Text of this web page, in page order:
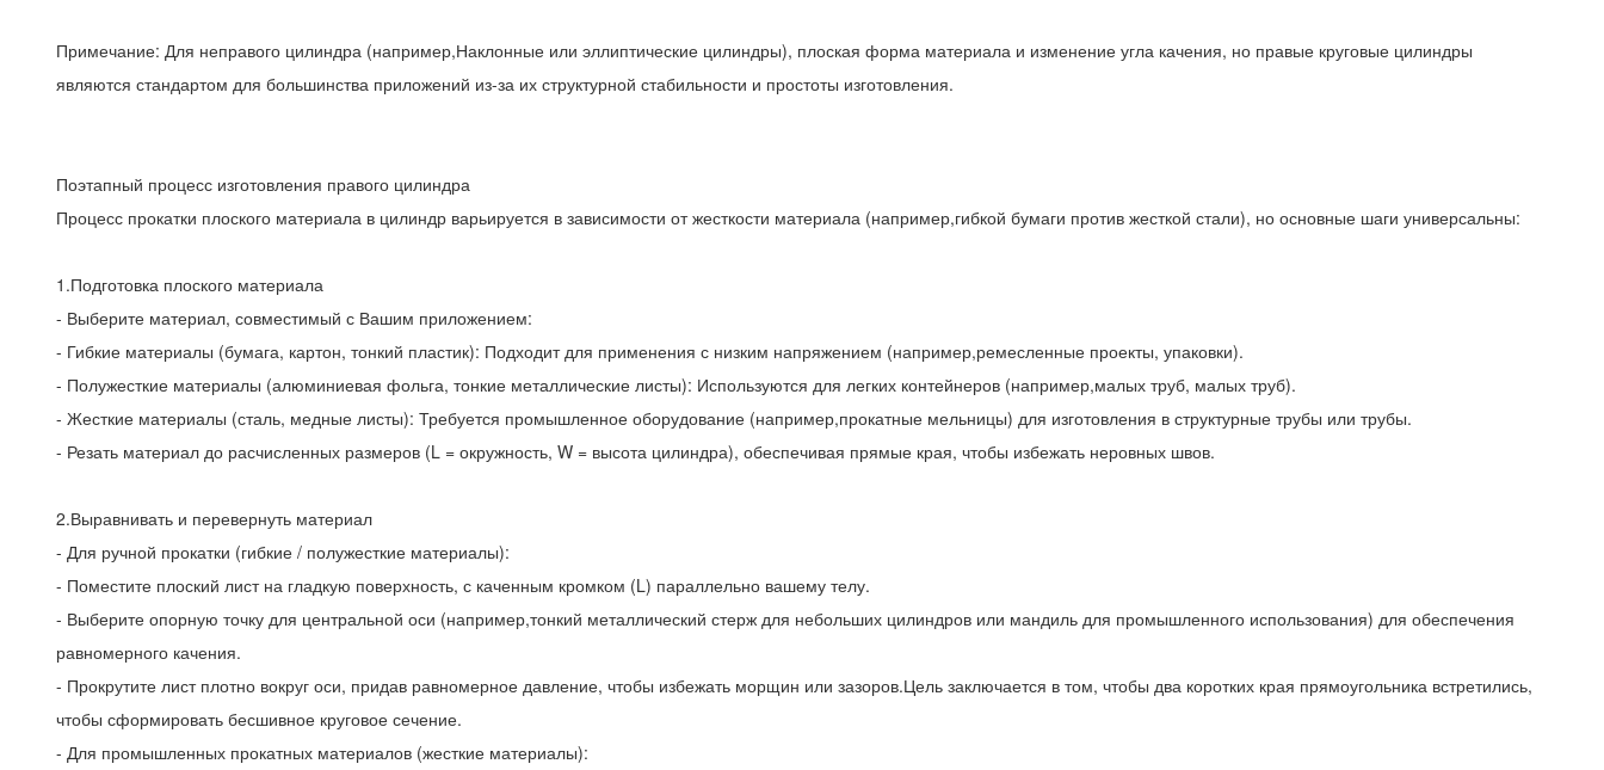
Примечание: Для неправого цилиндра (например,Наклонные или эллиптические цилиндры), плоская форма материала и изменение угла качения, но правые круговые цилиндры
являются стандартом для большинства приложений из-за их структурной стабильности и простоты изготовления.
Поэтапный процесс изготовления правого цилиндра
Процесс прокатки плоского материала в цилиндр варьируется в зависимости от жесткости материала (например,гибкой бумаги против жесткой стали), но основные шаги универсальны:
1.Подготовка плоского материала
- Выберите материал, совместимый с Вашим приложением:
- Гибкие материалы (бумага, картон, тонкий пластик): Подходит для применения с низким напряжением (например,ремесленные проекты, упаковки).
- Полужесткие материалы (алюминиевая фольга, тонкие металлические листы): Используются для легких контейнеров (например,малых труб, малых труб).
- Жесткие материалы (сталь, медные листы): Требуется промышленное оборудование (например,прокатные мельницы) для изготовления в структурные трубы или трубы.
- Резать материал до расчисленных размеров (L = окружность, W = высота цилиндра), обеспечивая прямые края, чтобы избежать неровных швов.
2.Выравнивать и перевернуть материал
- Для ручной прокатки (гибкие / полужесткие материалы):
- Поместите плоский лист на гладкую поверхность, с каченным кромком (L) параллельно вашему телу.
- Выберите опорную точку для центральной оси (например,тонкий металлический стерж для небольших цилиндров или мандиль для промышленного использования) для обеспечения
равномерного качения.
- Прокрутите лист плотно вокруг оси, придав равномерное давление, чтобы избежать морщин или зазоров.Цель заключается в том, чтобы два коротких края прямоугольника встретились,
чтобы сформировать бесшивное круговое сечение.
- Для промышленных прокатных материалов (жесткие материалы):